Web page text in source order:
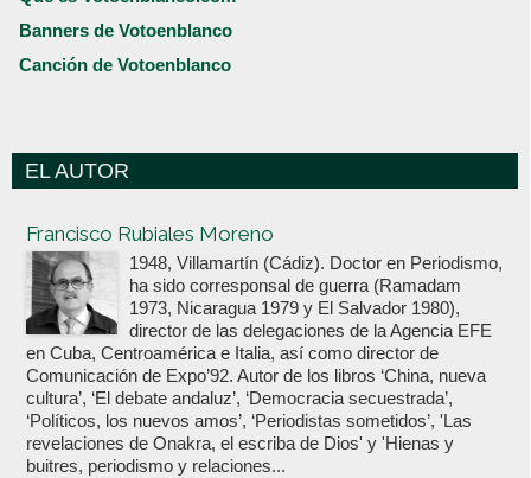
Banners de Votoenblanco
Canción de Votoenblanco
EL AUTOR
Francisco Rubiales Moreno
1948, Villamartín (Cádiz). Doctor en Periodismo,
ha sido corresponsal de guerra (Ramadam
1973, Nicaragua 1979 y El Salvador 1980),
director de las delegaciones de la Agencia EFE
en Cuba, Centroamérica e Italia, así como director de
Comunicación de Expo’92. Autor de los libros ‘China, nueva
cultura’, ‘El debate andaluz’, ‘Democracia secuestrada’,
‘Políticos, los nuevos amos’, ‘Periodistas sometidos’, 'Las
revelaciones de Onakra, el escriba de Dios' y 'Hienas y
buitres, periodismo y relaciones...